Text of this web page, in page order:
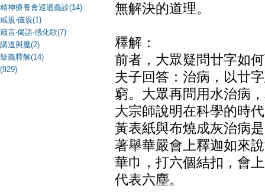
精神療養會巡迴義診(14)
戒規‧儀規(1)
箴言‧偈語‧感化歌(7)
講道與魔(2)
疑義釋解(14)
(929)
無解決的道理。
釋解：
前者，大眾疑問廿字如
夫子回答：治病，以廿
窮。大眾再問用水治病
大宗師說明在科學的時
黃表紙與布燒成灰治病
著舉華嚴會上釋迦如來
華巾，打六個結扣，會
代表六塵。